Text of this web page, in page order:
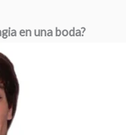
en una boda?